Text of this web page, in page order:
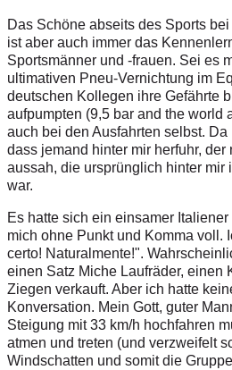
Das Schöne abseits des Sports
ist aber auch immer das
Sportsmänner und -frauen. Sei es
ultimativen Pneu-Vernichtung im
deutschen Kollegen ihre Gefährte
aufpumpten (9,5 bar and the world
auch bei den Ausfahrten selbst. Da
dass jemand hinter mir herfuhr,
aussah, die ursprünglich hinter mir
war.
Es hatte sich ein einsamer
mich ohne Punkt und Komma voll.
certo! Naturalmente!".
einen Satz Miche Laufräder, einen
Ziegen verkauft. Aber ich hatte
Konversation. Mein Gott, guter
Steigung mit 33 km/h hochfahren
atmen und treten (und verzweifelt
Windschatten und somit die